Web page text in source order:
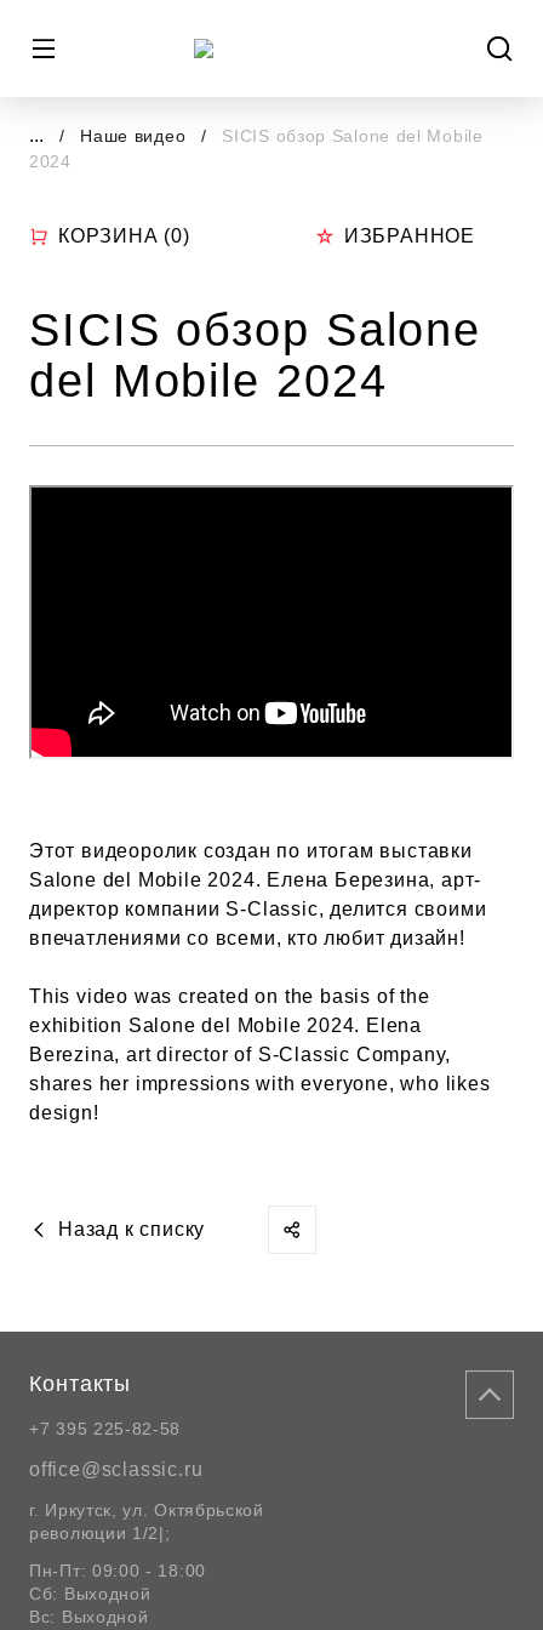
... Наше видео
SICIS обзор Salone del Mobile
2024
КОРЗИНА (0) ИЗБРАННОЕ
SICIS обзор Salone
del Mobile 2024
Этот видеоролик создан по итогам выставки
Salone del Mobile 2024. Елена Березина, арт-
директор компании S-Classic, делится своими
впечатлениями со всеми, кто любит дизайн!
This video was created on the basis of the
exhibition Salone del Mobile 2024. Elena
Berezina, art director of S-Classic Company,
shares her impressions with everyone, who likes
design!
Назад к списку
Контакты
+7 395 225-82-58
office@sclassic.ru
г. Иркутск, ул. Октябрьской
революции 1/2|;
Пн-Пт: 09:00 - 18:00
Сб: Выходной
Вс: Выходной